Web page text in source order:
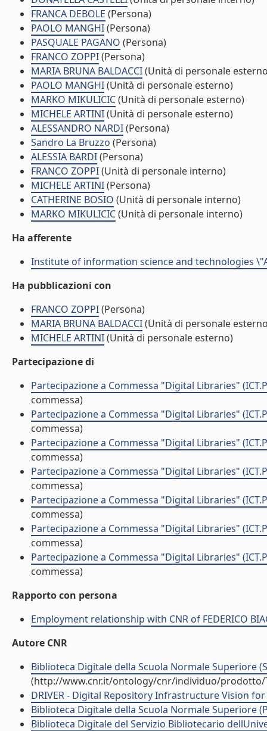
FRANCA DEBOLE (Persona)
PAOLO MANGHI(Persona)
PASQUALE PAGANO (Persona)
FRANCO ZOPPI(Persona)
MARIA BRUNA BALDACCI(Unità di personale
PAOLO MANGHI(Unità di personale esterno)
MARKO MIKULICIC(Unità di personale esterno)
MICHELE ARTINI(Unità di personale esterno)
ALESSANDRO NARDI(Persona)
Sandro La Bruzzo (Persona)
ALESSIA BARDI(Persona)
FRANCO ZOPPI(Unità di personale interno)
MICHELE ARTINI(Persona)
CATHERINE BOSIO (Unità di personale interno)
MARKO MIKULICIC(Unità di personale interno)
Ha afferente
Institute of information science and technologies
Ha pubblicazioni con
FRANCO ZOPPI(Persona)
MARIA BRUNA BALDACCI(Unità di personale
MICHELE ARTINI(Unità di personale esterno)
Partecipazione di
Partecipazione a Commessa "Digital Libraries"
commessa)
Partecipazione a Commessa "Digital Libraries"
commessa)
Partecipazione a Commessa "Digital Libraries"
commessa)
Partecipazione a Commessa "Digital Libraries"
commessa)
Partecipazione a Commessa "Digital Libraries"
commessa)
Partecipazione a Commessa "Digital Libraries"
commessa)
Partecipazione a Commessa "Digital Libraries"
commessa)
Rapporto con persona
Employment relationship with CNR of FEDERICO
Autore CNR
Biblioteca Digitale della Scuola Normale
(http://www.cnr.it/ontology/cnr/individuo/prodotto/
DRIVER - Digital Repository Infrastructure Vision
Biblioteca Digitale della Scuola Normale Superiore
Biblioteca Digitale del Servizio Bibliotecario